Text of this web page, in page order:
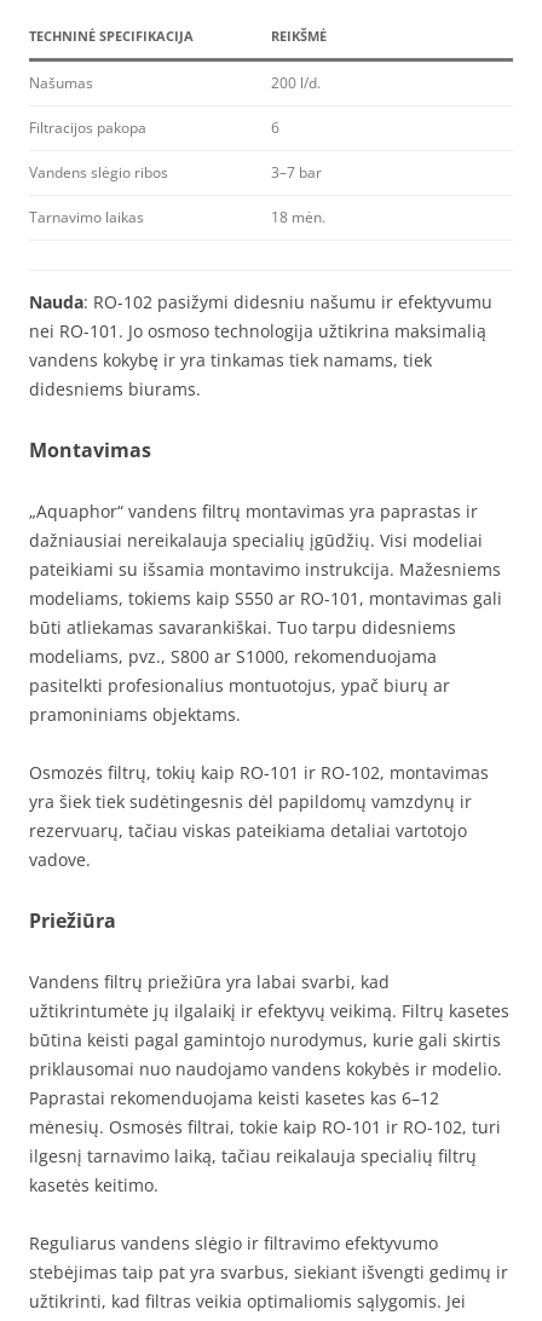
TECHNINĖ SPECIFIKACIJA REIKŠMĖ
Našumas 200 l/d.
Filtracijos pakopa 6
Vandens slėgio ribos 3–7 bar
Tarnavimo laikas 18 mėn.
Nauda: RO-102 pasižymi didesniu našumu ir efektyvumu
nei RO-101. Jo osmoso technologija užtikrina maksimalią
vandens kokybę ir yra tinkamas tiek namams, tiek
didesniems biurams.
Montavimas
„Aquaphor“ vandens filtrų montavimas yra paprastas ir
dažniausiai nereikalauja specialių įgūdžių. Visi modeliai
pateikiami su išsamia montavimo instrukcija. Mažesniems
modeliams, tokiems kaip S550 ar RO-101, montavimas gali
būti atliekamas savarankiškai. Tuo tarpu didesniems
modeliams, pvz., S800 ar S1000, rekomenduojama
pasitelkti profesionalius montuotojus, ypač biurų ar
pramoniniams objektams.
Osmozės filtrų, tokių kaip RO-101 ir RO-102, montavimas
yra šiek tiek sudėtingesnis dėl papildomų vamzdynų ir
rezervuarų, tačiau viskas pateikiama detaliai vartotojo
vadove.
Priežiūra
Vandens filtrų priežiūra yra labai svarbi, kad
užtikrintumėte jų ilgalaikį ir efektyvų veikimą. Filtrų kasetes
būtina keisti pagal gamintojo nurodymus, kurie gali skirtis
priklausomai nuo naudojamo vandens kokybės ir modelio.
Paprastai rekomenduojama keisti kasetes kas 6–12
mėnesių. Osmosės filtrai, tokie kaip RO-101 ir RO-102, turi
ilgesnį tarnavimo laiką, tačiau reikalauja specialių filtrų
kasetės keitimo.
Reguliarus vandens slėgio ir filtravimo efektyvumo
stebėjimas taip pat yra svarbus, siekiant išvengti gedimų ir
užtikrinti, kad filtras veikia optimaliomis sąlygomis. Jei